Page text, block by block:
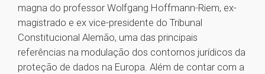
magna do professor Wolfgang Hoffmann-Riem, ex-
magistrado e ex vice-presidente do Tribunal
Constitucional Alemão, uma das principais
referências na modulação dos contornos jurídicos da
proteção de dados na Europa. Além de contar com a